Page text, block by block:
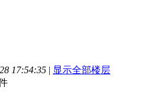
17:54:35 | 显示全部楼层